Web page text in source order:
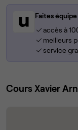
Faites
accès à
meilleurs
service
Cours Xavier